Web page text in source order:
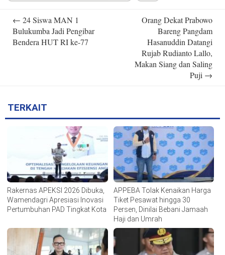
navigation
← 24 Siswa MAN 1
Bulukumba Jadi Pengibar
Bendera HUT RI ke-77
Orang Dekat Prabowo
Bareng Pangdam
Hasanuddin Datangi
Rujab Rudianto Lallo,
Makan Siang dan Saling
Puji →
TERKAIT
Rakernas APEKSI 2026 Dibuka,
Wamendagri Apresiasi Inovasi
Pertumbuhan PAD Tingkat Kota
APPEBA Tolak Kenaikan Harga
Tiket Pesawat hingga 30
Persen, Dinilai Bebani Jamaah
Haji dan Umrah